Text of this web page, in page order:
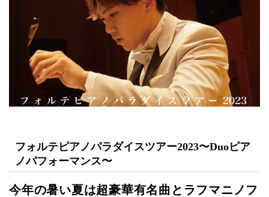
フォルテピアノパラダイスツアー2023〜Duoピア
ノパフォーマンス〜
今年の暑い夏は超豪華有名曲とラフマニノフ